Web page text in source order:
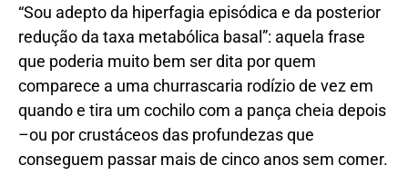
“Sou adepto da hiperfagia episódica e da posterior
redução da taxa metabólica basal”: aquela frase
que poderia muito bem ser dita por quem
comparece a uma churrascaria rodízio de vez em
quando e tira um cochilo com a pança cheia depois
–ou por crustáceos das profundezas que
conseguem passar mais de cinco anos sem comer.